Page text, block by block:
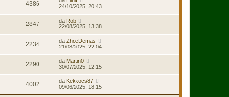
4386
24/10/2025, 20:43
2847 da Rob
22/08/2025, 13:38
2234 da ZhoeDemas
21/08/2025, 22:04
2290 da Martin0
30/07/2025, 12:15
4002 da Kekkocs87
09/06/2025, 18:15